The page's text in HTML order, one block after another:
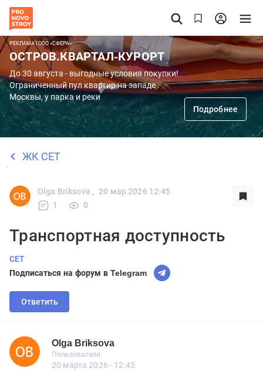
РЕКЛАМА | ООО «СФЕРА»
ОСТРОВ.КВАРТАЛ-КУРОРТ
До 30 августа - выгодные условия покупки!
Ограниченный пул квартир на западе
Москвы, у парка и реки
Подробнее
ЖК СЕТ
Olga Briksova , 20 мар 2026 12:45
1
0
Транспортная доступность
СЕТ
Подписаться на форум в Telegram
Ответить
Olga Briksova
Olga Briksova
Пользователи
Новичок
Пользователи
2 сообщений
20 марта 2026 - 12:45